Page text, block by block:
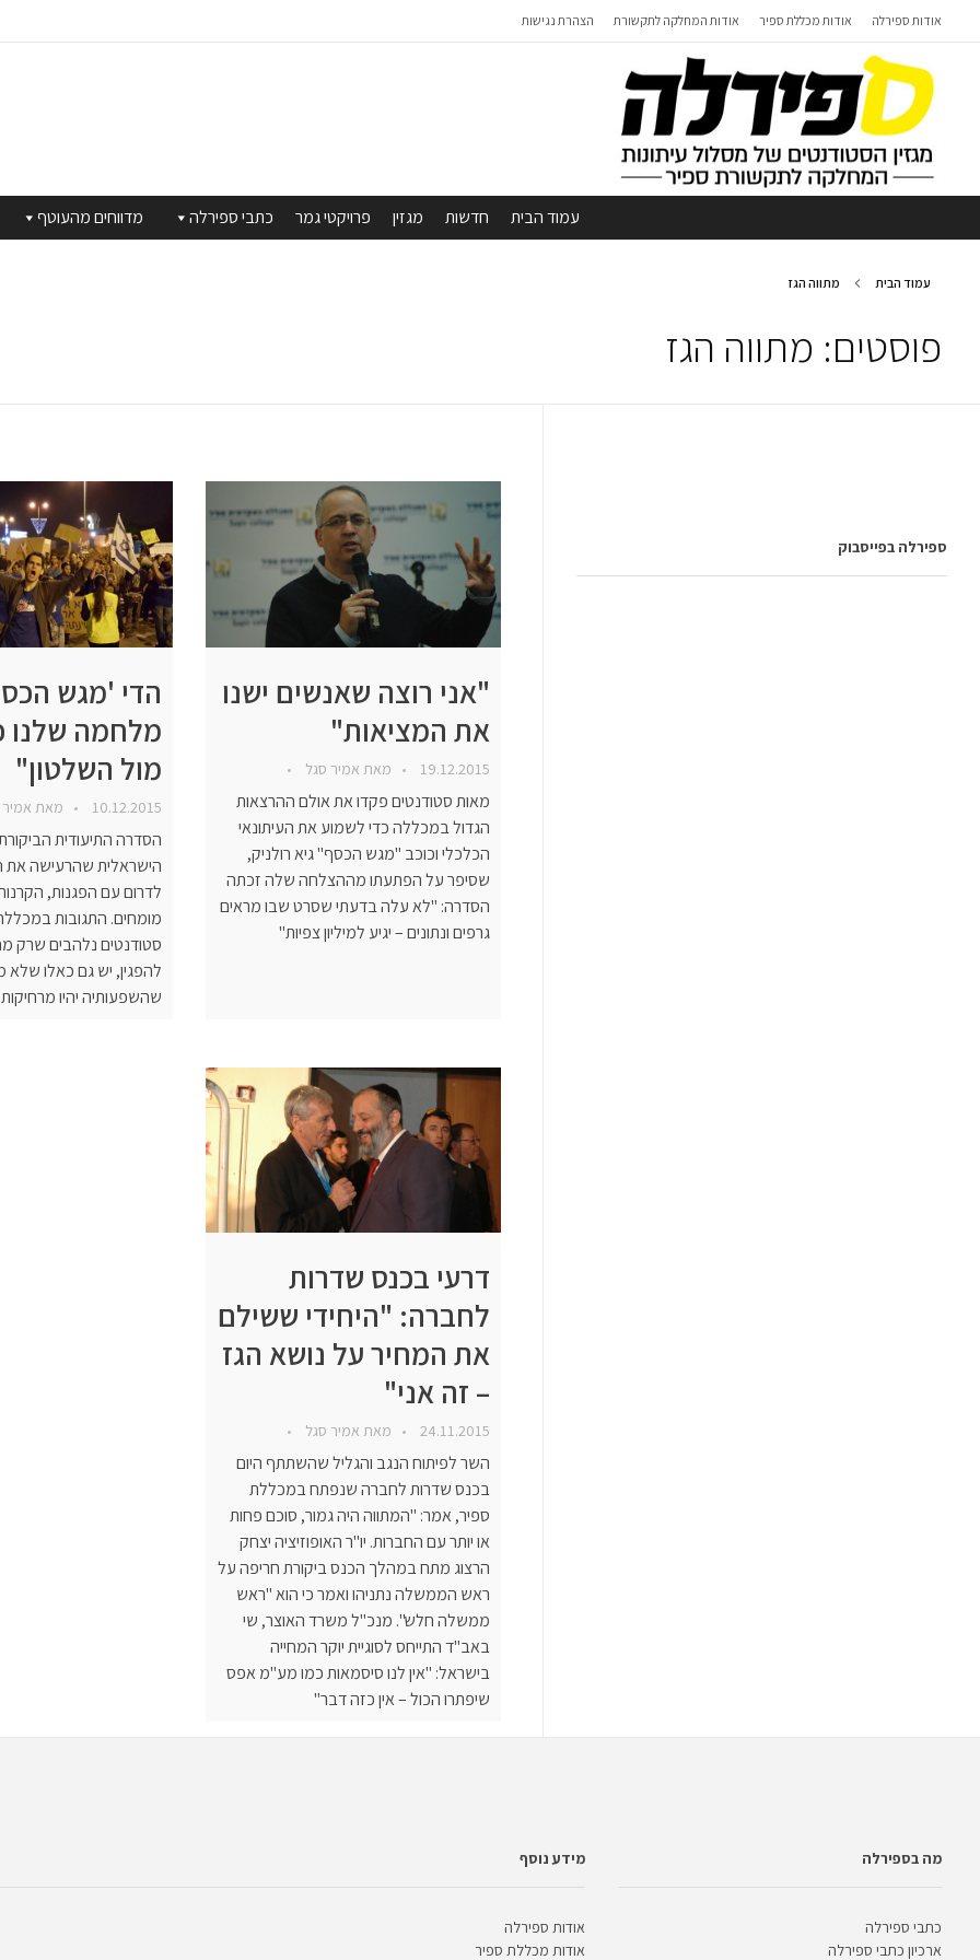
אודות ספירלה אודות מכללת ספיר אודות המחלקה לתקשורת הצהרת נגישות
עמוד הבית חדשות מגזין פרויקטי גמר כתבי ספירלה מדווחים מהעוטף
עמוד הבית מתווה הגז
פוסטים: מתווה הגז
"אני רוצה שאנשים ישנו
את המציאות"
19.12.2015 מאת אמיר סגל
מאות סטודנטים פקדו את אולם ההרצאות
הגדול במכללה כדי לשמוע את העיתונאי
הכלכלי וכוכב "מגש הכסף" גיא רולניק,
שסיפר על הפתעתו מההצלחה שלה זכתה
הסדרה: "לא עלה בדעתי שסרט שבו מראים
גרפים ונתונים – יגיע למיליון צפיות"
הדי 'מגש
מלחמה שלנו
מול השלטון"
10.12.2015 מאת
הסדרה התיעודית
הישראלית שהרעישה את
לדרום עם הפגנות,
מומחים. התגובות
סטודנטים נלהבים שרק
להפגין, יש גם כאלו שלא
שהשפעותיה יהיו
דרעי בכנס שדרות
לחברה: "היחידי ששילם
את המחיר על נושא הגז
– זה אני"
24.11.2015 מאת אמיר סגל
השר לפיתוח הנגב והגליל שהשתתף היום
בכנס שדרות לחברה שנפתח במכללת
ספיר, אמר: "המתווה היה גמור, סוכם פחות
או יותר עם החברות. יו"ר האופוזיציה יצחק
הרצוג מתח במהלך הכנס ביקורת חריפה על
ראש הממשלה נתניהו ואמר כי הוא "ראש
ממשלה חלש". מנכ"ל משרד האוצר, שי
באב"ד התייחס לסוגיית יוקר המחייה
בישראל: "אין לנו סיסמאות כמו מע"מ אפס
שיפתרו הכול – אין כזה דבר"
ספירלה בפייסבוק
מידע נוסף
אודות ספירלה
אודות מכללת ספיר
מה בספירלה
כתבי ספירלה
ארכיון כתבי ספירלה